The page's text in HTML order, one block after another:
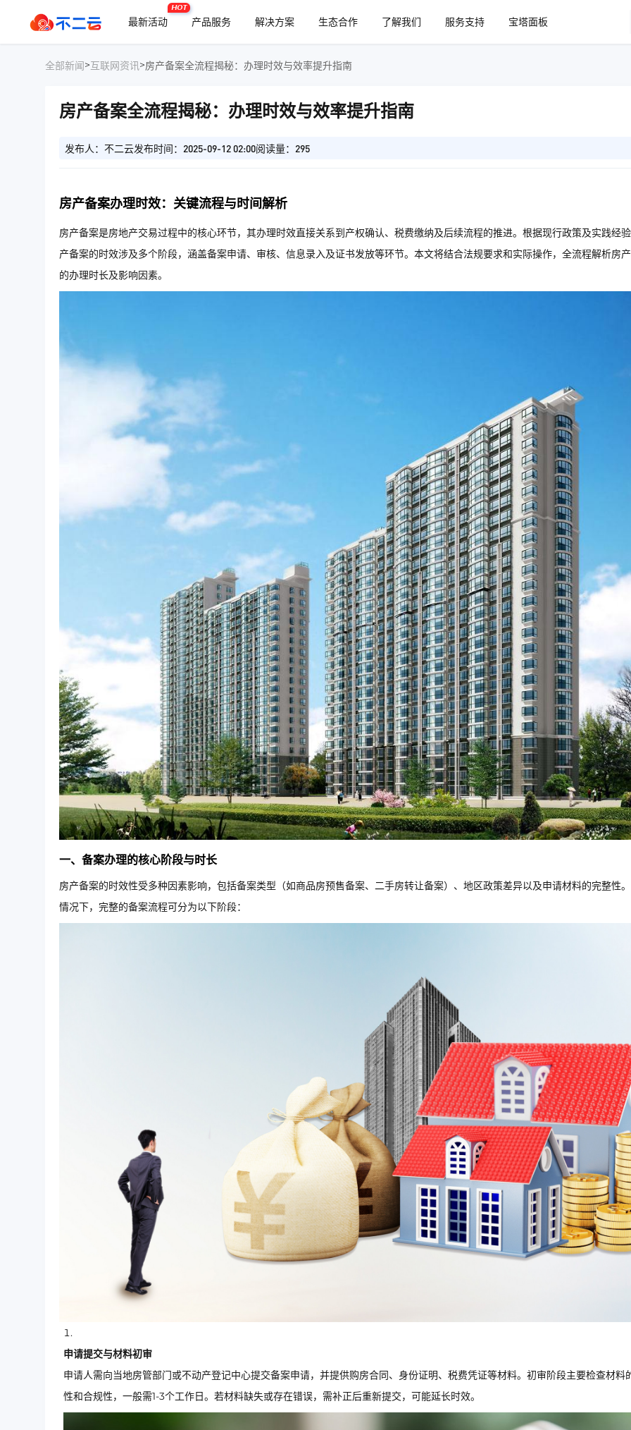
最新活动
HOT
产品服务 解决方案 生态合作 了解我们 服务支持 宝塔面板
全部新闻>互联网资讯>房产备案全流程揭秘：办理时效与效率提升指南
房产备案全流程揭秘：办理时效与效率提升指南
发布人：不二云发布时间：2025-09-12 02:00阅读量：295
房产备案办理时效：关键流程与时间解析
房产备案是房地产交易过程中的核心环节，其办理时效直接关系到产权确认、税费缴纳及后续流程的推进。根据现行政策及实践经
产备案的时效涉及多个阶段，涵盖备案申请、审核、信息录入及证书发放等环节。本文将结合法规要求和实际操作，全流程解析房
的办理时长及影响因素。
一、备案办理的核心阶段与时长
房产备案的时效性受多种因素影响，包括备案类型（如商品房预售备案、二手房转让备案）、地区政策差异以及申请材料的完整性
情况下，完整的备案流程可分为以下阶段：
申请提交与材料初审
申请人需向当地房管部门或不动产登记中心提交备案申请，并提供购房合同、身份证明、税费凭证等材料。初审阶段主要检查材料
性和合规性，一般需1-3个工作日。若材料缺失或存在错误，需补正后重新提交，可能延长时效。